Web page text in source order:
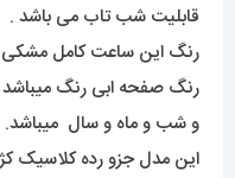
قابلیت شب تاب می باشد .
رنگ این ساعت کامل مشکی
رنگ صفحه ابی رنگ میباشد و
و شب و ماه و سال میباشد.
این مدل جزو رده کلاسیک